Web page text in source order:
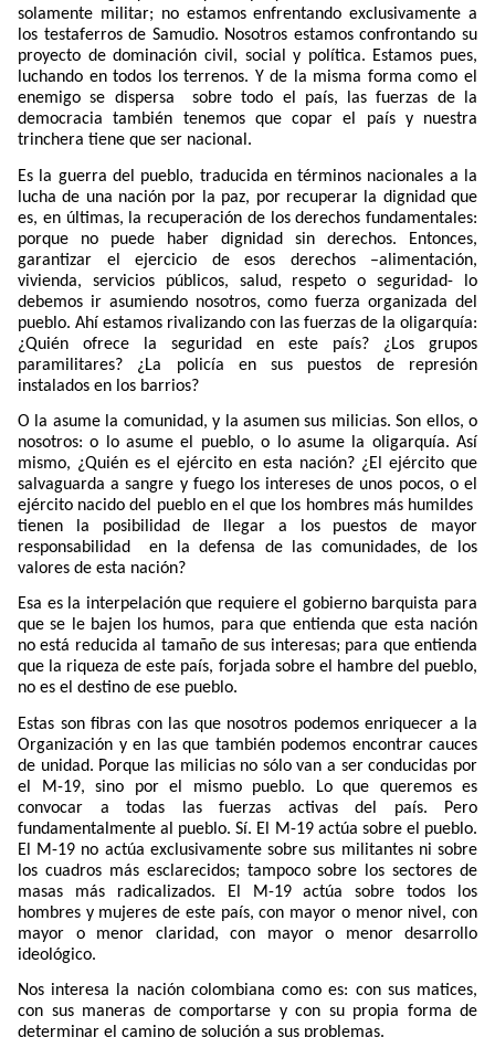
solamente militar; no estamos enfrentando exclusivamente a
los testaferros de Samudio. Nosotros estamos confrontando su
proyecto de dominación civil, social y política. Estamos pues,
luchando en todos los terrenos. Y de la misma forma como el
enemigo se dispersa
sobre todo el país, las fuerzas de la
democracia también tenemos que copar el país y nuestra
trinchera tiene que ser nacional.
Es la guerra del pueblo, traducida en términos nacionales a la
lucha de una nación por la paz, por recuperar la dignidad que
es, en últimas, la recuperación de los derechos fundamentales:
porque no puede haber dignidad sin derechos. Entonces,
garantizar el ejercicio de esos derechos –alimentación,
vivienda, servicios públicos, salud, respeto o seguridad- lo
debemos ir asumiendo nosotros, como fuerza organizada del
pueblo. Ahí estamos rivalizando con las fuerzas de la oligarquía:
¿Quién ofrece la seguridad en este país? ¿Los grupos
paramilitares? ¿La policía en sus puestos de represión
instalados en los barrios?
O la asume la comunidad, y la asumen sus milicias. Son ellos, o
nosotros: o lo asume el pueblo, o lo asume la oligarquía. Así
mismo, ¿Quién es el ejército en esta nación? ¿El ejército que
salvaguarda a sangre y fuego los intereses de unos pocos, o el
ejército nacido del pueblo en el que los hombres más humildes
tienen la posibilidad de llegar a los puestos de mayor
responsabilidad
en la defensa de las comunidades, de los
valores de esta nación?
Esa es la interpelación que requiere el gobierno barquista para
que se le bajen los humos, para que entienda que esta nación
no está reducida al tamaño de sus interesas; para que entienda
que la riqueza de este país, forjada sobre el hambre del pueblo,
no es el destino de ese pueblo.
Estas son fibras con las que nosotros podemos enriquecer a la
Organización y en las que también podemos encontrar cauces
de unidad. Porque las milicias no sólo van a ser conducidas por
el M-19, sino por el mismo pueblo. Lo que queremos es
convocar a todas las fuerzas activas del país. Pero
fundamentalmente al pueblo. Sí. El M-19 actúa sobre el pueblo.
El M-19 no actúa exclusivamente sobre sus militantes ni sobre
los cuadros más esclarecidos; tampoco sobre los sectores de
masas más radicalizados. El M-19 actúa sobre todos los
hombres y mujeres de este país, con mayor o menor nivel, con
mayor o menor claridad, con mayor o menor desarrollo
ideológico.
Nos interesa la nación colombiana como es: con sus matices,
con sus maneras de comportarse y con su propia forma de
determinar el camino de solución a sus problemas.